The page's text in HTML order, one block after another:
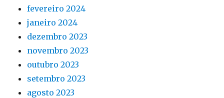
fevereiro 2024
janeiro 2024
dezembro 2023
novembro 2023
outubro 2023
setembro 2023
agosto 2023